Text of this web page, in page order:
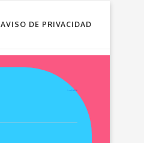
AVISO DE PRIVACIDAD